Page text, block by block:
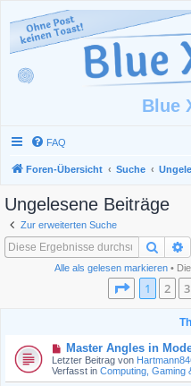
Blue
FAQ
Foren-Übersicht Suche
Ungelesene Beiträge
Zur erweiterten Suche
Suche
Alle als gelesen markieren •
Seite 1von
1 2 3
N
e
u
e
Master Angles in
Letzter Beitrag von
Verfasst in Computing, Gaming